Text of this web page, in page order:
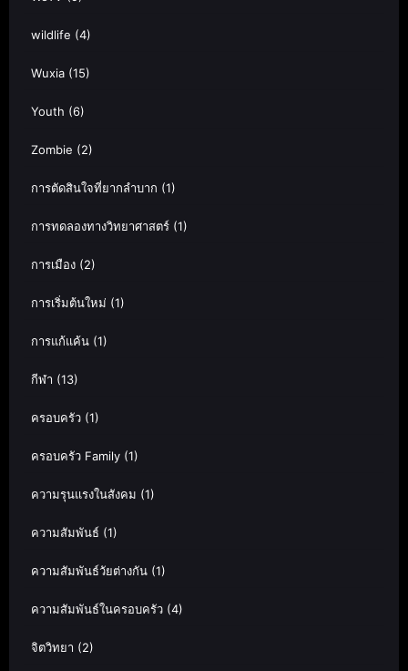
wildlife (4)
Wuxia (15)
Youth (6)
Zombie (2)
การตัดสินใจที่ยากลำบาก (1)
การทดลองทางวิทยาศาสตร์ (1)
การเมือง (2)
การเริ่มต้นใหม่ (1)
การแก้แค้น (1)
กีฬา (13)
ครอบครัว (1)
ครอบครัว Family (1)
ความรุนแรงในสังคม (1)
ความสัมพันธ์ (1)
ความสัมพันธ์วัยต่างกัน (1)
ความสัมพันธ์ในครอบครัว (4)
จิตวิทยา (2)